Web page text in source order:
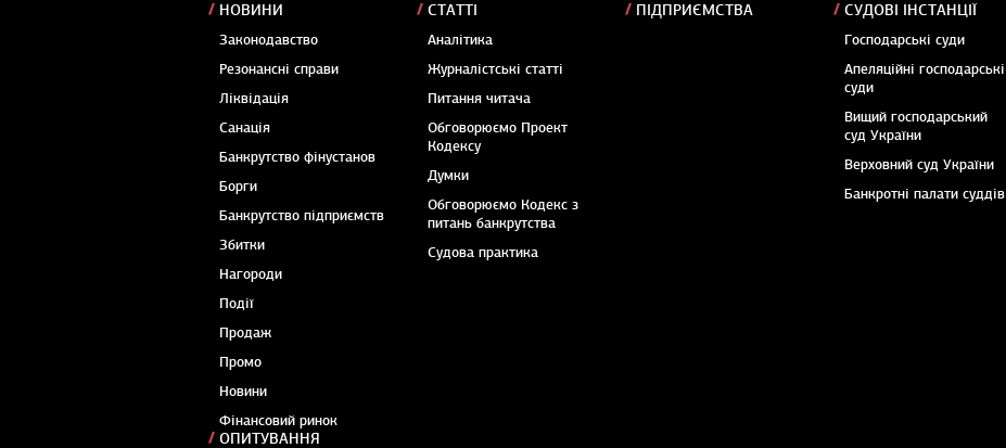
НОВИНИ
Законодавство
Резонансні справи
Ліквідація
Санація
Банкрутство фінустанов
Борги
Банкрутство підприємств
Збитки
Нагороди
Події
Продаж
Промо
Новини
Фінансовий ринок
СТАТТІ
Аналітика
Журналістські статті
Питання читача
Обговорюємо Проект
Кодексу
Думки
Обговорюємо Кодекс з
питань банкрутства
Судова практика
ПІДПРИЄМСТВА СУДОВІ ІНСТАНЦІЇ
Господарські суди
Апеляційні господарські
суди
Вищий господарський
суд України
Верховний суд України
Банкротні палати суддів
ОПИТУВАННЯ